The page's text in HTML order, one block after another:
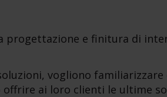
progettazione e finitura di
vogliono
ai loro clienti le ultime